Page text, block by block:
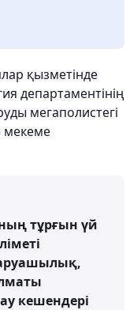
қызметінде
департаментінің
мегаполистегі
мекеме
тұрғын үй
кешендері